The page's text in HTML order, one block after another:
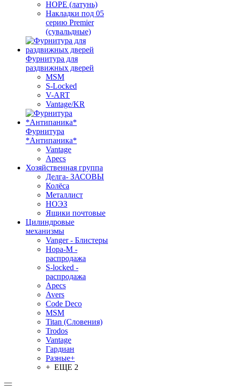
HOPE (латунь)
Накладки под 05
серию Premier
(сувальдные)
Фурнитура для
раздвижных дверей
MSM
S-Locked
V-ART
Vantage/KR
Фурнитура
*Антипаника*
Vantage
Apecs
Хозяйственная группа
Делга- ЗАСОВЫ
Колёса
Металлист
НОЭЗ
Ящики почтовые
Цилиндровые
механизмы
Vanger - Блистеры
Нора-М -
распродажа
S-locked -
распродажа
Apecs
Avers
Code Deco
MSM
Titan (Словения)
Trodos
Vantage
Гардиан
Разные+
+ ЕЩЕ 2